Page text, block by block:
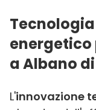
Tecnologia
energetico
a Albano
L'innovazione